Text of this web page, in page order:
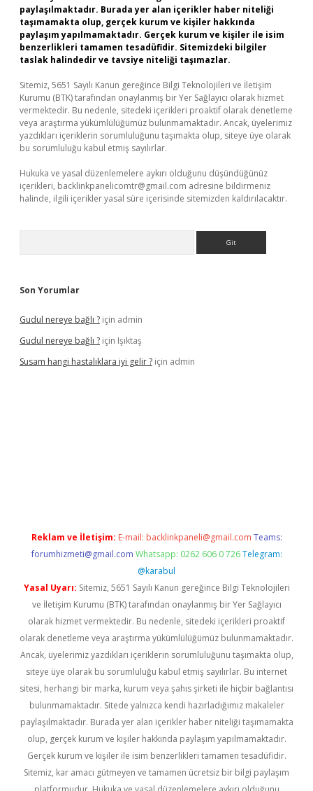
paylaşılmaktadır. Burada yer alan içerikler haber niteliği
taşımamakta olup, gerçek kurum ve kişiler hakkında
paylaşım yapılmamaktadır. Gerçek kurum ve kişiler ile isim
benzerlikleri tamamen tesadüfidir. Sitemizdeki bilgiler
taslak halindedir ve tavsiye niteliği taşımazlar.
Sitemiz, 5651 Sayılı Kanun gereğince Bilgi Teknolojileri ve İletişim
Kurumu (BTK) tarafından onaylanmış bir Yer Sağlayıcı olarak hizmet
vermektedir. Bu nedenle, sitedeki içerikleri proaktif olarak denetleme
veya araştırma yükümlülüğümüz bulunmamaktadır. Ancak, üyelerimiz
yazdıkları içeriklerin sorumluluğunu taşımakta olup, siteye üye olarak
bu sorumluluğu kabul etmiş sayılırlar.
Hukuka ve yasal düzenlemelere aykırı olduğunu düşündüğünüz
içerikleri, backlinkpanelicomtr@gmail.com adresine bildirmeniz
halinde, ilgili içerikler yasal süre içerisinde sitemizden kaldırılacaktır.
Son Yorumlar
Gudul nereye bağlı ? için admin
Gudul nereye bağlı ? için Işıktaş
Susam hangi hastalıklara iyi gelir ? için admin
Reklam ve İletişim: E-mail: backlinkpaneli@gmail.com Teams:
forumhizmeti@gmail.com Whatsapp: 0262 606 0 726 Telegram:
@karabul
Yasal Uyarı: Sitemiz, 5651 Sayılı Kanun gereğince Bilgi Teknolojileri
ve İletişim Kurumu (BTK) tarafından onaylanmış bir Yer Sağlayıcı
olarak hizmet vermektedir. Bu nedenle, sitedeki içerikleri proaktif
olarak denetleme veya araştırma yükümlülüğümüz bulunmamaktadır.
Ancak, üyelerimiz yazdıkları içeriklerin sorumluluğunu taşımakta olup,
siteye üye olarak bu sorumluluğu kabul etmiş sayılırlar. Bu internet
sitesi, herhangi bir marka, kurum veya şahıs şirketi ile hiçbir bağlantısı
bulunmamaktadır. Sitede yalnızca kendi hazırladığımız makaleler
paylaşılmaktadır. Burada yer alan içerikler haber niteliği taşımamakta
olup, gerçek kurum ve kişiler hakkında paylaşım yapılmamaktadır.
Gerçek kurum ve kişiler ile isim benzerlikleri tamamen tesadüfidir.
Sitemiz, kar amacı gütmeyen ve tamamen ücretsiz bir bilgi paylaşım